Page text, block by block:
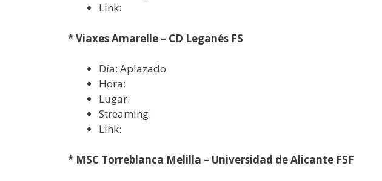
Link:
* Viaxes Amarelle – CD Leganés FS
Día: Aplazado
Hora:
Lugar:
Streaming:
Link:
* MSC Torreblanca Melilla – Universidad de Alicante FSF